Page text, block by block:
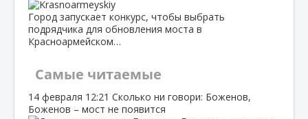
Город запускает конкурс, чтобы выбрать
подрядчика для обновления моста в
Красноармейском…
Самые читаемые
14 февраля 12:21 Сколько ни говори: Боженов,
Боженов – мост не появится